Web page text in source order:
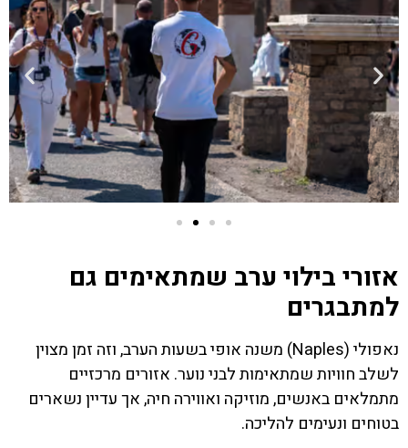
אזורי בילוי ערב שמתאימים גם
למתבגרים
נאפולי (Naples) משנה אופי בשעות הערב, וזה זמן מצוין
לשלב חוויות שמתאימות לבני נוער. אזורים מרכזיים
מתמלאים באנשים, מוזיקה ואווירה חיה, אך עדיין נשארים
בטוחים ונעימים להליכה.